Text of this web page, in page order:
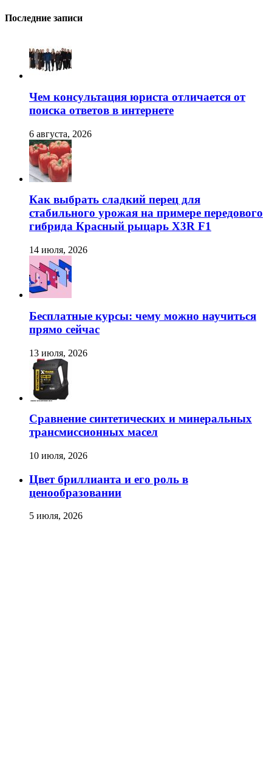
Последние записи
Чем консультация юриста отличается от
поиска ответов в интернете
6 августа, 2026
Как выбрать сладкий перец для
стабильного урожая на примере передового
гибрида Красный рыцарь X3R F1
14 июля, 2026
Бесплатные курсы: чему можно научиться
прямо сейчас
13 июля, 2026
Сравнение синтетических и минеральных
трансмиссионных масел
10 июля, 2026
Цвет бриллианта и его роль в
ценообразовании
5 июля, 2026